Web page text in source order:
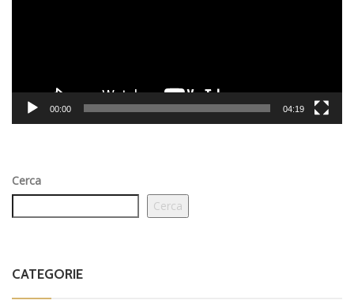
00:00 04:19
Cerca
Cerca
CATEGORIE